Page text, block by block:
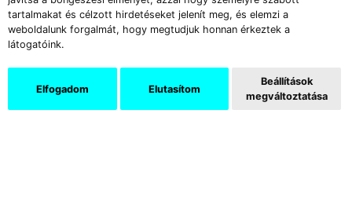
tartalmakat és célzott hirdetéseket jelenít meg, és elemzi a
weboldalunk forgalmát, hogy megtudjuk honnan érkeztek a
látogatóink.
Elfogadom Elutasítom
Beállítások
megváltoztatása